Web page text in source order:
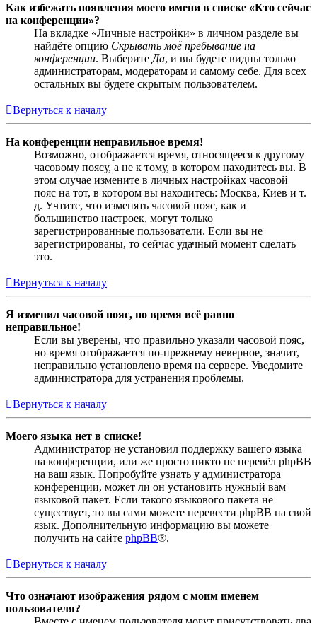
Как избежать появления моего имени в списке «Кто сейчас
на конференции»?
На вкладке «Личные настройки» в личном разделе вы
найдёте опцию Скрывать моё пребывание на
конференции. Выберите Да, и вы будете видны только
администраторам, модераторам и самому себе. Для всех
остальных вы будете скрытым пользователем.
Вернуться к началу
На конференции неправильное время!
Возможно, отображается время, относящееся к другому
часовому поясу, а не к тому, в котором находитесь вы. В
этом случае измените в личных настройках часовой
пояс на тот, в котором вы находитесь: Москва, Киев и т.
д. Учтите, что изменять часовой пояс, как и
большинство настроек, могут только
зарегистрированные пользователи. Если вы не
зарегистрированы, то сейчас удачный момент сделать
это.
Вернуться к началу
Я изменил часовой пояс, но время всё равно
неправильное!
Если вы уверены, что правильно указали часовой пояс,
но время отображается по-прежнему неверное, значит,
неправильно установлено время на сервере. Уведомите
администратора для устранения проблемы.
Вернуться к началу
Моего языка нет в списке!
Администратор не установил поддержку вашего языка
на конференции, или же просто никто не перевёл phpBB
на ваш язык. Попробуйте узнать у администратора
конференции, может ли он установить нужный вам
языковой пакет. Если такого языкового пакета не
существует, то вы сами можете перевести phpBB на свой
язык. Дополнительную информацию вы можете
получить на сайте phpBB®.
Вернуться к началу
Что означают изображения рядом с моим именем
пользователя?